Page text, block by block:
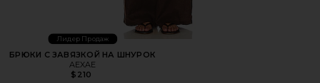
Лидер Продаж
БРЮКИ С ЗАВЯЗКОЙ НА ШНУРОК
AEXAE
$210